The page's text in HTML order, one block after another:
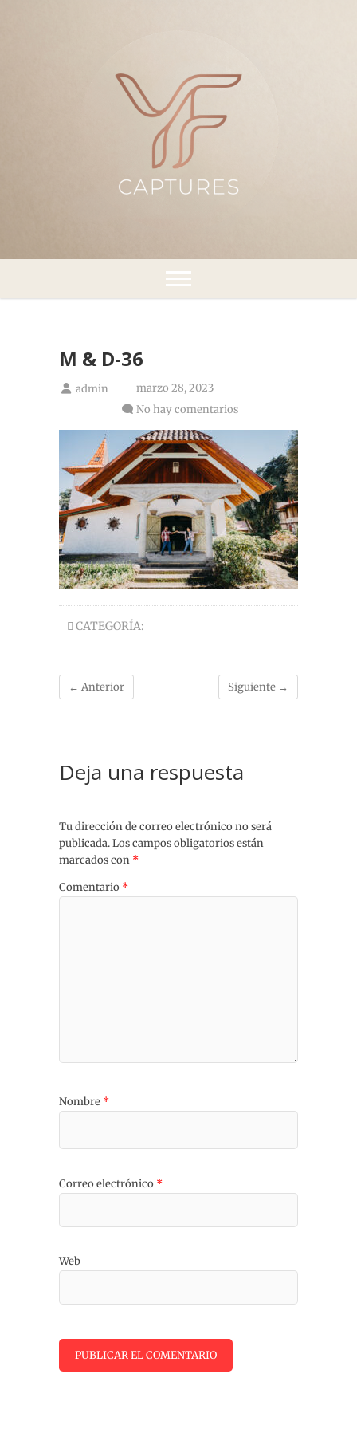
YFCaptures
M & D-36
admin
marzo 28, 2023
No hay comentarios
CATEGORÍA:
← Anterior Siguiente →
Deja una respuesta
Tu dirección de correo electrónico no será
publicada.Los campos obligatorios están
marcados con *
Comentario *
Nombre *
Correo electrónico *
Web